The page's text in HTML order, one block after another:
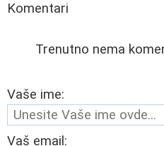
Komentari
Trenutno nema
Vaše ime:
Vaš email: